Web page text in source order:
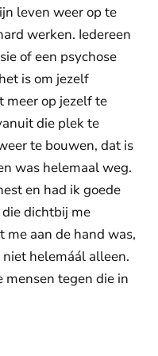
leven weer op te
werken. Iedereen
of een psychose
is om jezelf
meer op jezelf te
die plek te
te bouwen, dat is
was helemaal weg.
en had ik goede
dichtbij me
aan de hand was,
helemáál alleen.
mensen tegen die in